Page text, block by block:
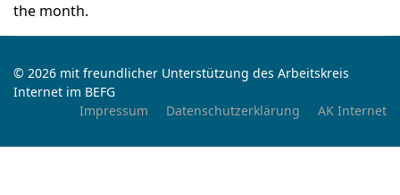
the month.
© 2026 mit freundlicher Unterstützung des Arbeitskreis
Internet im BEFG
Impressum
Datenschutzerklärung AK Internet